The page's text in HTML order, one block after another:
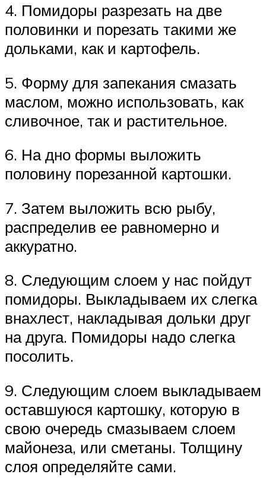
4. Помидоры разрезать на две
половинки и порезать такими же
дольками, как и картофель.
5. Форму для запекания смазать
маслом, можно использовать, как
сливочное, так и растительное.
6. На дно формы выложить
половину порезанной картошки.
7. Затем выложить всю рыбу,
распределив ее равномерно и
аккуратно.
8. Следующим слоем у нас пойдут
помидоры. Выкладываем их слегка
внахлест, накладывая дольки друг
на друга. Помидоры надо слегка
посолить.
9. Следующим слоем выкладываем
оставшуюся картошку, которую в
свою очередь смазываем слоем
майонеза, или сметаны. Толщину
слоя определяйте сами.